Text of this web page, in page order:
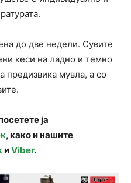
до две недели. Сувите
кеси на ладно и темно
предизвика мувла, а со
ја
, како и нашите
иViber.